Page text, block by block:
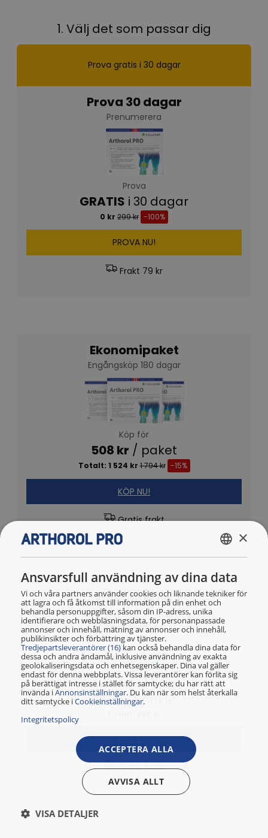
1. Välj det som passar dig
Prova gratis i 30 dagar
Prova 30 dagar
Prenumerera
Prova
GRATIS i 30 dagar
0 kr 299 kr -100%
PROVA NU!
Frakt 79 kr
Ekonomipaket
Engångsköp 180 dagar
Köp för
508 kr / paket
Totalt: 1 524 kr 1 794 kr -15%
KÖP NU!
Gratis frakt
Engångsköp
Engångsköp 60 dagar
Köp för
598 kr/ paket
KÖP NU!
Gratis frakt
SWEDISH
NORSK
×
Ansvarsfull användning av dina data
Vi och våra partners använder cookies och liknande tekniker för
att lagra och få åtkomst till information på din enhet och
behandla personuppgifter, såsom din IP-adress, unika
identifierare och webbläsningsdata, för personanpassade
annonser och innehåll, mätning av annonser och innehåll,
publikinsikter och förbättring av tjänster.
Tredjepartsleverantörer (16) kan också behandla dina data för
dessa och andra ändamål, inklusive användning av exakta
geolokaliseringsdata och enhetsegenskaper. Dina val gäller
endast för denna webbplats. Vissa leverantörer kan förlita sig
på berättigat intresse i stället för samtycke; du har rätt att
invända iAnnonsinställningar. Du kan när som helst återkalla
ditt samtycke iCookieinställningar.
Integritetspolicy
ACCEPTERA ALLA
AVVISA ALLT
VISA DETALJER